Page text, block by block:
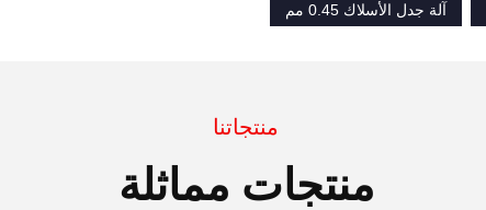
آلة جدل الأسلاك 0.45 مم
منتجاتنا
منتجات مماثلة